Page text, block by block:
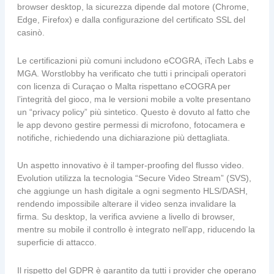
browser desktop, la sicurezza dipende dal motore (Chrome,
Edge, Firefox) e dalla configurazione del certificato SSL del
casinò.
Le certificazioni più comuni includono eCOGRA, iTech Labs e
MGA. Worstlobby ha verificato che tutti i principali operatori
con licenza di Curaçao o Malta rispettano eCOGRA per
l’integrità del gioco, ma le versioni mobile a volte presentano
un “privacy policy” più sintetico. Questo è dovuto al fatto che
le app devono gestire permessi di microfono, fotocamera e
notifiche, richiedendo una dichiarazione più dettagliata.
Un aspetto innovativo è il tamper‑proofing del flusso video.
Evolution utilizza la tecnologia “Secure Video Stream” (SVS),
che aggiunge un hash digitale a ogni segmento HLS/DASH,
rendendo impossibile alterare il video senza invalidare la
firma. Su desktop, la verifica avviene a livello di browser,
mentre su mobile il controllo è integrato nell’app, riducendo la
superficie di attacco.
Il rispetto del GDPR è garantito da tutti i provider che operano